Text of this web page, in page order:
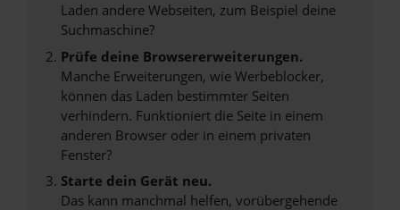
Laden andere Webseiten, zum Beispiel deine
Suchmaschine?
Prüfe deine Browsererweiterungen.
Manche Erweiterungen, wie Werbeblocker,
können das Laden bestimmter Seiten
verhindern. Funktioniert die Seite in einem
anderen Browser oder in einem privaten
Fenster?
Starte dein Gerät neu.
Das kann manchmal helfen, vorübergehende